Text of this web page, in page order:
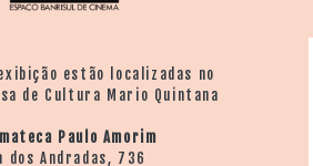
estão localizadas no
de Cultura Mario Quintana
Paulo Amorim
dos Andradas, 736